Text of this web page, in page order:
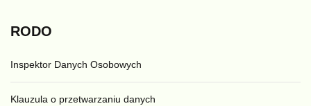
RODO
Inspektor Danych Osobowych
Klauzula o przetwarzaniu danych